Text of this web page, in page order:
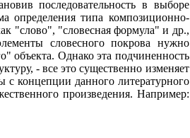
последовательность в выборе
определения типа композиционно-
"слово", "словесная формула" и др.,
словесного покрова нужно
объекта. Однако эта подчиненность
- все это существенно изменяет
с концепции данного литературного
произведения. Например: